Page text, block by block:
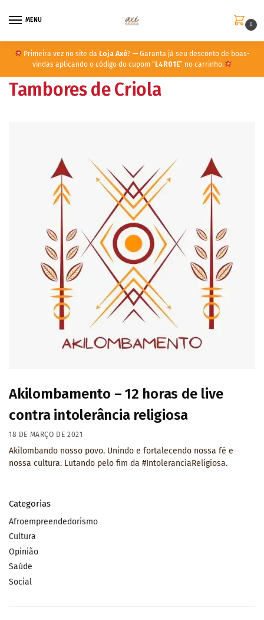
MENU
0
Primeira vez no site da Loja Axé? — Garanta já seu desconto de boas-
vindas aplicando o código do cupom “ L4R01E” no carrinho.
Tambores de Criola
Akilombamento – 12 horas de live
contra intolerância religiosa
18 DE MARÇO DE 2021
Akilombando nosso povo. Unindo e fortalecendo nossa fé e
nossa cultura. Lutando pelo fim da #IntoleranciaReligiosa.
Categorias
Afroempreendedorismo
Cultura
Opinião
Saúde
Social